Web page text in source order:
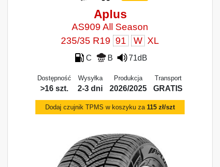
Aplus
AS909 All Season
235/35 R19 91 W XL
C B 71dB
Dostępność
>16 szt.
Wysyłka
2-3 dni
Produkcja
2026/2025
Transport
GRATIS
Dodaj czujnik TPMS w koszyku za 115 zł/szt